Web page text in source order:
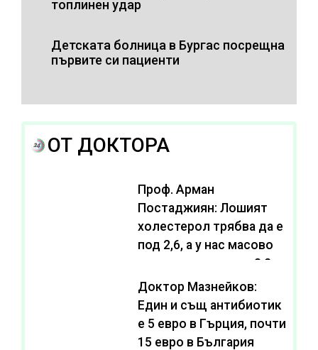
топлинен удар
Детската болница в Бургас посрещна
първите си пациенти
ОТ ДОКТОРА
Проф. Арман
Постаджиян: Лошият
холестерол трябва да е
под 2,6, а у нас масово
се живее с нива от 3,2
Доктор Мазнейков:
Един и същ антибиотик
e 5 евро в Гърция, почти
15 евро в България